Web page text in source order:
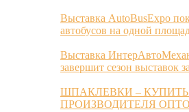
Выставка AutoBusExpo
автобусов на одной
Выставка
завершит сезон выставок
ШПАКЛЕВКИ –
ПРОИЗВОДИТЕЛЯ